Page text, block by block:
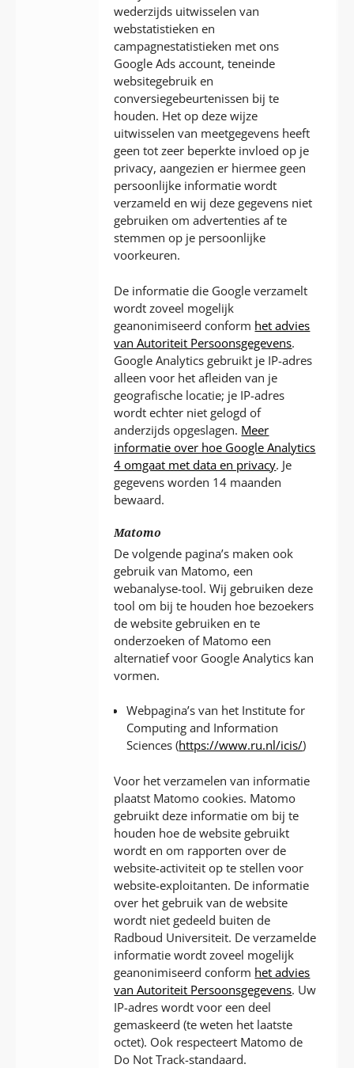
wederzijds uitwisselen van
webstatistieken en
campagnestatistieken met ons
Google Ads account, teneinde
websitegebruik en
conversiegebeurtenissen bij te
houden. Het op deze wijze
uitwisselen van meetgegevens heeft
geen tot zeer beperkte invloed op je
privacy, aangezien er hiermee geen
persoonlijke informatie wordt
verzameld en wij deze gegevens niet
gebruiken om advertenties af te
stemmen op je persoonlijke
voorkeuren.
De informatie die Google verzamelt
wordt zoveel mogelijk
geanonimiseerd conform het advies
van Autoriteit Persoonsgegevens.
Google Analytics gebruikt je IP-adres
alleen voor het afleiden van je
geografische locatie; je IP-adres
wordt echter niet gelogd of
anderzijds opgeslagen. Meer
informatie over hoe Google Analytics
4 omgaat met data en privacy. Je
gegevens worden 14 maanden
bewaard.
Matomo
De volgende pagina’s maken ook
gebruik van Matomo, een
webanalyse-tool. Wij gebruiken deze
tool om bij te houden hoe bezoekers
de website gebruiken en te
onderzoeken of Matomo een
alternatief voor Google Analytics kan
vormen.
Webpagina’s van het Institute for
Computing and Information
Sciences (https://www.ru.nl/icis/)
Voor het verzamelen van informatie
plaatst Matomo cookies. Matomo
gebruikt deze informatie om bij te
houden hoe de website gebruikt
wordt en om rapporten over de
website-activiteit op te stellen voor
website-exploitanten. De informatie
over het gebruik van de website
wordt niet gedeeld buiten de
Radboud Universiteit. De verzamelde
informatie wordt zoveel mogelijk
geanonimiseerd conform het advies
van Autoriteit Persoonsgegevens. Uw
IP-adres wordt voor een deel
gemaskeerd (te weten het laatste
octet). Ook respecteert Matomo de
Do Not Track-standaard.